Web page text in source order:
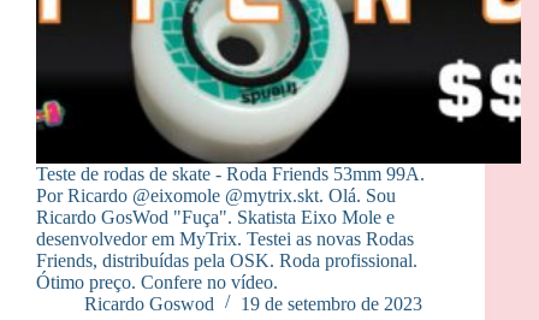
Teste de rodas de skate - Roda Friends 53mm 99A.
Por Ricardo @eixomole @mytrix.skt. Olá. Sou
Ricardo GosWod "Fuça". Skatista Eixo Mole e
desenvolvedor em MyTrix. Testei as novas Rodas
Friends, distribuídas pela OSK. Roda profissional.
Ótimo preço. Confere no vídeo.
Ricardo Goswod
19 de setembro de 2023